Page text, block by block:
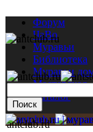
Форум
ЧаВо
Муравьи
Библиотека
Муравьи
Мастерская
Каталог
antclub.ru